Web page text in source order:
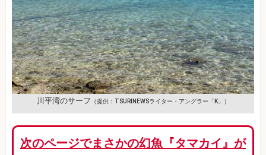
川平湾のサーフ （提供：TSURINEWSライター・アングラー「K」）
次のページでまさかの幻魚『タマカイ』が